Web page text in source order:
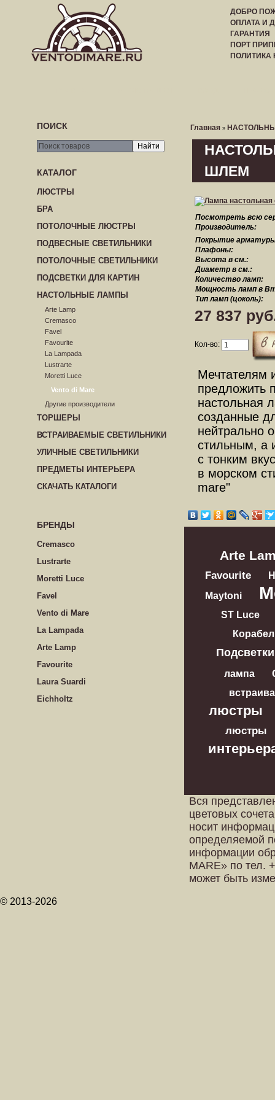
ДОБРО
ОПЛАТА И
ГАРАНТИЯ
ПОРТ
ПОИСК
КАТАЛОГ
ЛЮСТРЫ
БРА
ПОТОЛОЧНЫЕ ЛЮСТРЫ
ПОДВЕСНЫЕ СВЕТИЛЬНИКИ
ПОТОЛОЧНЫЕ СВЕТИЛЬНИКИ
ПОДСВЕТКИ ДЛЯ КАРТИН
НАСТОЛЬНЫЕ ЛАМПЫ
Arte Lamp
Cremasco
Favel
Favourite
La Lampada
Lustrarte
Moretti Luce
Vento di Mare
Другие производители
ТОРШЕРЫ
ВСТРАИВАЕМЫЕ СВЕТИЛЬНИКИ
УЛИЧНЫЕ СВЕТИЛЬНИКИ
ПРЕДМЕТЫ ИНТЕРЬЕРА
СКАЧАТЬ КАТАЛОГИ
БРЕНДЫ
Cremasco
Lustrarte
Moretti Luce
Favel
Vento di Mare
La Lampada
Arte Lamp
Favourite
Laura Suardi
Eichholtz
Главная »
ШЛЕМ
Посмотреть всю
Производитель:
Покрытие
Плафоны:
Высота в см.:
Диаметр в см.:
Количество ламп:
Мощность ламп в
Тип ламп (цоколь):
27 837
Кол-во:
Мечтателям
предложить
настольная
созданные
нейтрально
стильным, а
с тонким
в морском
mare"
Arte
Favourite
Maytoni
ST Luce
лампа
люстры
люстры
Вся
цветовых
носит
определяемой
информации
MARE» по тел.
может быть
© 2013-2026